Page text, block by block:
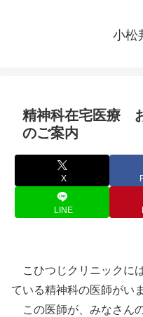
小松
精神科在宅医療
のご案内
X
LINE
こひつじクリニックに
ている精神科の医師がい
この医師が、みなさん